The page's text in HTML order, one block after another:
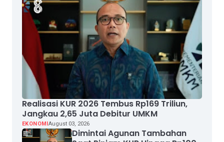
Realisasi KUR 2026 Tembus Rp169 Triliun,
Jangkau 2,65 Juta Debitur UMKM
EKONOMIAugust 03, 2026
Dimintai Agunan Tambahan